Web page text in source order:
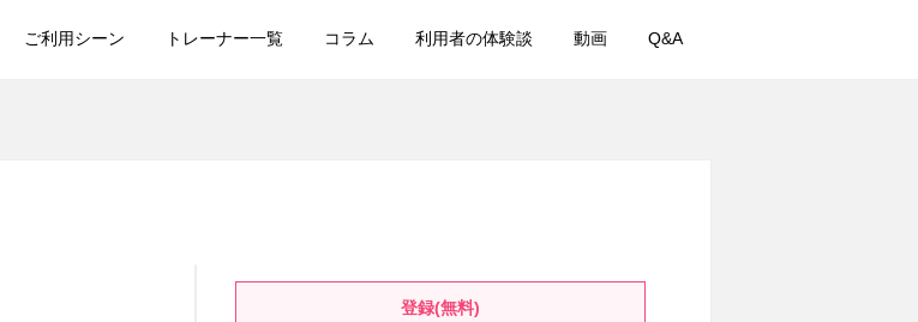
ご利用シーン トレーナー一覧 コラム 利用者の体験談 動画 Q&A
登録(無料)